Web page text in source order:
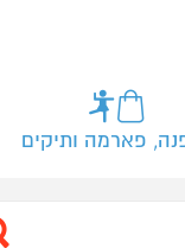
פארמה ותיקים